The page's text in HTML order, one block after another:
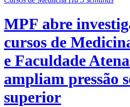
MPF abre
cursos de
e Faculdade
ampliam pressão
superior